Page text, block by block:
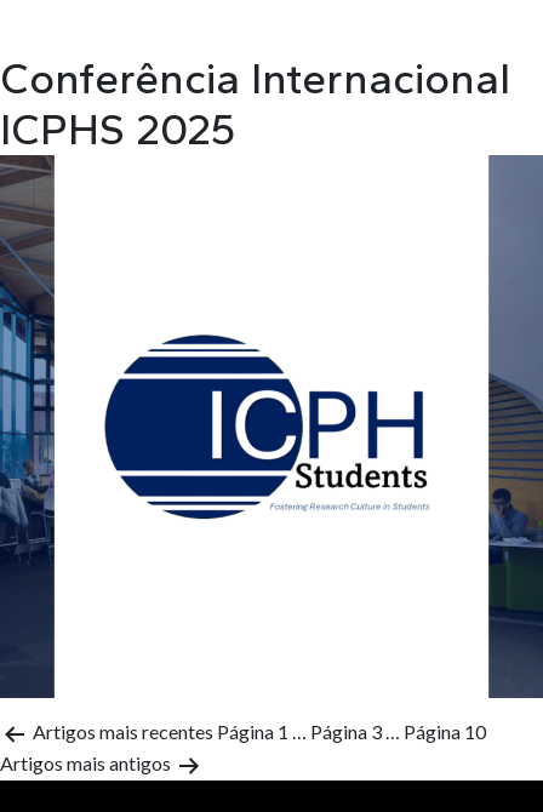
Conferência Internacional
ICPHS 2025
Artigos mais recentes Página 1 … Página 3… Página 10
Artigos mais antigos